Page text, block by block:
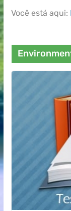
Você está aqui: